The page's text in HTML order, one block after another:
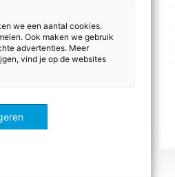
ziekmeldingen;
een dagelijks item in
maken?
we een aantal cookies.
Ook maken we gebruik
advertenties. Meer
vind je op de websites